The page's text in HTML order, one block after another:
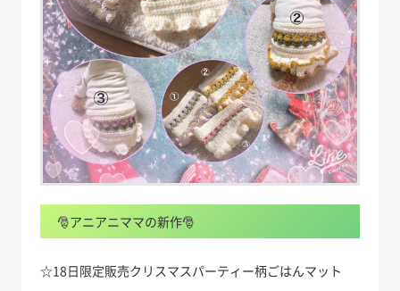
🎅アニアニママの新作🎅
☆18日限定販売クリスマスパーティー柄ごはんマット